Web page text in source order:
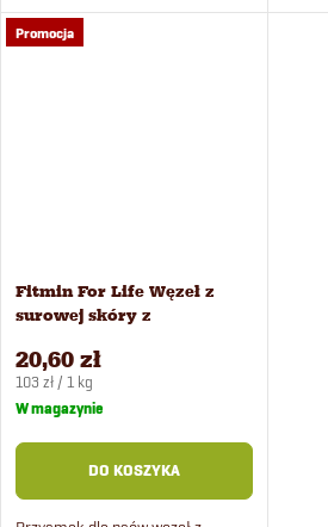
białek i niską zawartością
tłuszczu.
Promocja
Fitmin For Life Węzeł z
surowej skóry z
psów 200 g
20,60 zł
Cena
jednostkowa:
103 zł / 1 kg
W magazynie
DO KOSZYKA